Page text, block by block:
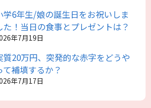
学6年生/娘の誕生日をお祝いしま
た！当日の食事とプレゼントは？
年7月19日
質20万円、突発的な赤字をどうや
て補填するか？
年7月17日